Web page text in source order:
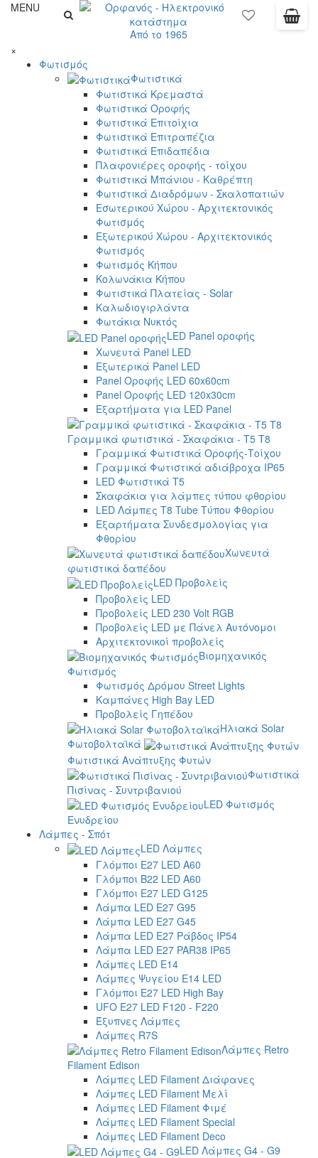
MENU
Από το 1965
×
Φωτισμός
Φωτιστικά
Φωτιστικά Κρεμαστά
Φωτιστικά Οροφής
Φωτιστικά Επιτοίχια
Φωτιστικά Επιτραπέζια
Φωτιστικά Επιδαπέδια
Πλαφονιέρες οροφής - τοίχου
Φωτιστικά Μπάνιου - Καθρέπτη
Φωτιστικά Διαδρόμων - Σκαλοπατιών
Εσωτερικού Χώρου - Αρχιτεκτονικός
Φωτισμός
Εξωτερικού Χώρου - Αρχιτεκτονικός
Φωτισμός
Φωτισμός Κήπου
Κολωνάκια Κήπου
Φωτιστικά Πλατείας - Solar
Καλωδιογιρλάντα
Φωτάκια Νυκτός
LED Panel οροφής
Χωνευτά Panel LED
Εξωτερικά Panel LED
Panel Οροφής LED 60x60cm
Panel Οροφής LED 120x30cm
Εξαρτήματα για LED Panel
Γραμμικά φωτιστικά - Σκαφάκια - Τ5 T8
Γραμμικά Φωτιστικά Οροφής-Τοίχου
Γραμμικά Φωτιστικά αδιάβροχα IP65
LED Φωτιστικά T5
Σκαφάκια για λάμπες τύπου φθορίου
LED Λάμπες T8 Tube Τύπου Φθορίου
Εξαρτήματα Συνδεσμολογίας για
Φθορίου
Χωνευτά
φωτιστικά δαπέδου
LED Προβολείς
Προβολείς LED
Προβολείς LED 230 Volt RGB
Προβολείς LED με Πάνελ Αυτόνομοι
Αρχιτεκτονικοί προβολείς
Βιομηχανικός
Φωτισμός
Φωτισμός Δρόμου Street Lights
Καμπάνες High Bay LED
Προβολείς Γηπέδου
Ηλιακά Solar
Φωτοβολταϊκά
Φωτιστικά Ανάπτυξης Φυτών
Φωτιστικά
Πισίνας - Συντριβανιού
LED Φωτισμός
Ενυδρείου
Λάμπες - Σπότ
LED Λάμπες
Γλόμποι E27 LED A60
Γλόμποι B22 LED A60
Γλόμποι E27 LED G125
Λάμπα LED E27 G95
Λάμπα LED E27 G45
Λάμπα LED E27 Ράβδος IP54
Λάμπα LED E27 PAR38 IP65
Λάμπες LED E14
Λάμπες Ψυγείου E14 LED
Γλόμποι E27 LED High Bay
UFO E27 LED F120 - F220
Έξυπνες Λάμπες
Λάμπες R7S
Λάμπες Retro
Filament Edison
Λάμπες LED Filament Διάφανες
Λάμπες LED Filament Μελί
Λάμπες LED Filament Φιμέ
Λάμπες LED Filament Special
Λάμπες LED Filament Deco
LED Λάμπες G4 - G9